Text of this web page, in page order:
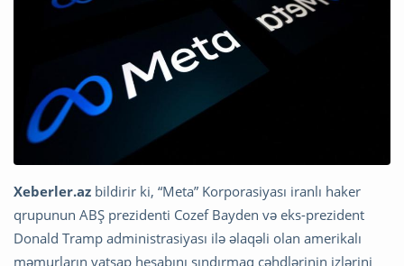
Xeberler.az bildirir ki, “Meta” Korporasiyası iranlı haker
qrupunun ABŞ prezidenti Cozef Bayden və eks-prezident
Donald Tramp administrasiyası ilə əlaqəli olan amerikalı
məmurların vatsap hesabını sındırmaq cəhdlərinin izlərini